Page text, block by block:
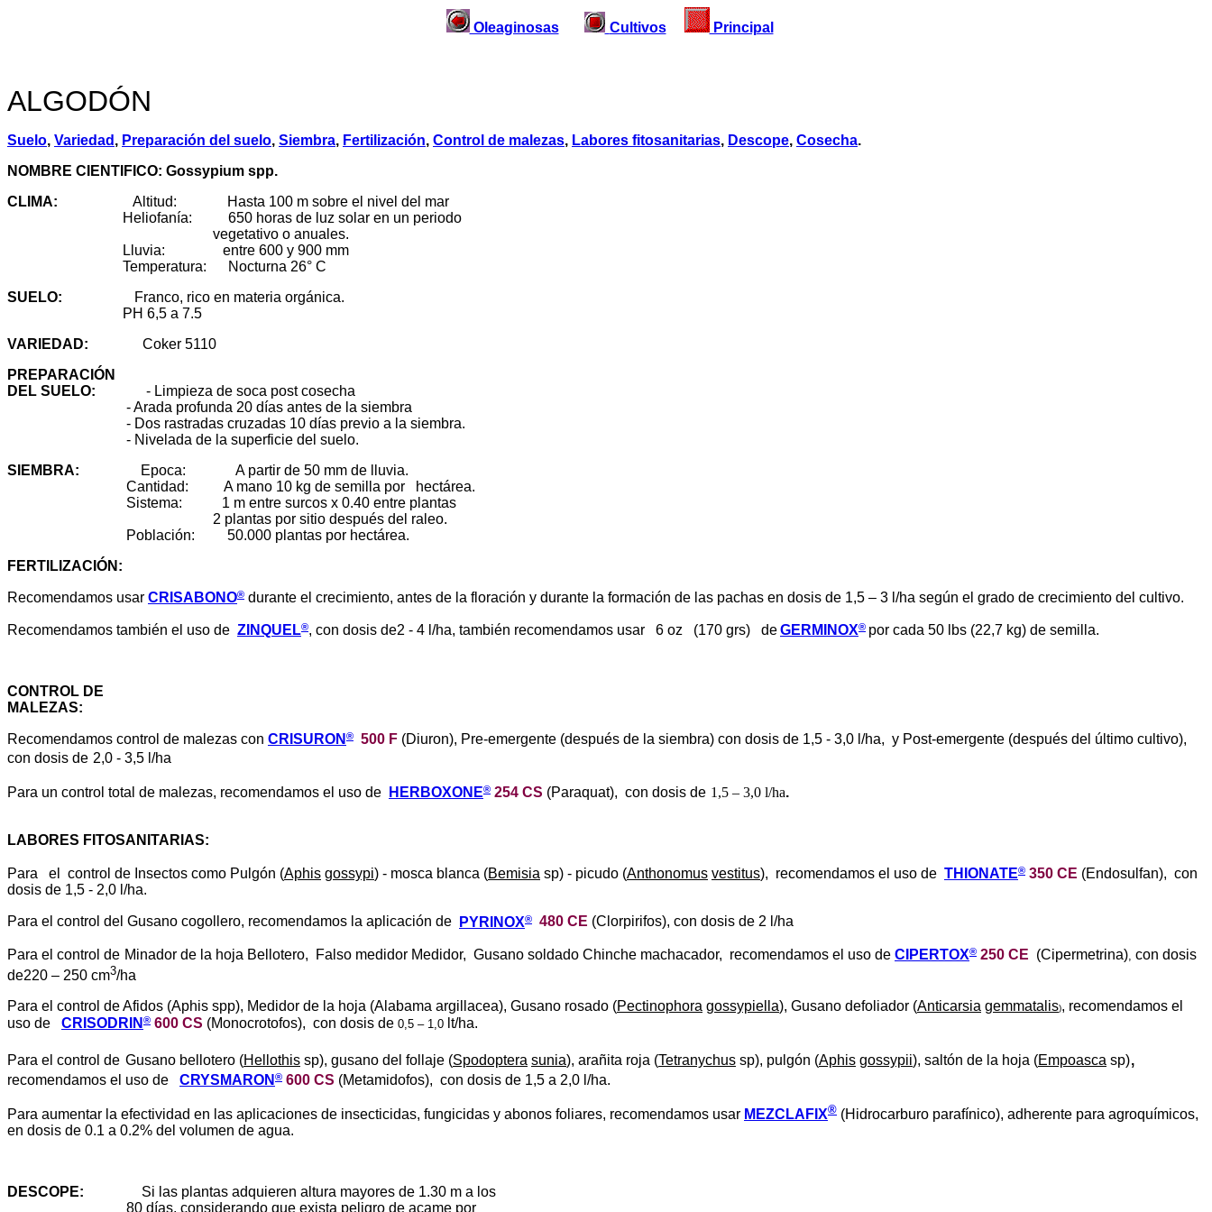
Oleaginosas Cultivos Principal
ALGODÓN
Suelo, Variedad , Preparación del suelo, Siembra, Fertilización, Control de malezas, Labores fitosanitarias, Descope, Cosecha.
NOMBRE CIENTIFICO: Gossypium spp.
CLIMA:
Altitud: Hasta 100 m sobre el nivel del mar
Heliofanía: 650 horas de luz solar en un periodo
vegetativo o anuales.
Lluvia: entre 600 y 900 mm
Temperatura: Nocturna 26° C
SUELO: Franco, rico en materia orgánica.
PH 6,5 a 7.5
VARIEDAD: Coker 5110
PREPARACIÓN
DEL SUELO: - Limpieza de soca post cosecha
- Arada profunda 20 días antes de la siembra
- Dos rastradas cruzadas 10 días previo a la siembra.
- Nivelada de la superficie del suelo.
SIEMBRA:
Epoca: A partir de 50 mm de lluvia.
Cantidad: A mano 10 kg de semilla por hectárea.
Sistema: 1 m entre surcos x 0.40 entre plantas
2 plantas por sitio después del raleo.
Población: 50.000 plantas por hectárea.
FERTILIZACIÓN :
Recomendamos usar CRISABONO® durante el crecimiento, antes de la floración y durante la formación de las pachas en dosis de 1,5 – 3 l/ha según el grado de crecimiento del cultivo.
Recomendamos también el uso de ZINQUEL®, con dosis de2 - 4 l/ha, también recomendamos usar 6 oz (170 grs) deGERMINOX® por cada 50 lbs (22,7 kg) de semilla.
CONTROL DE
MALEZAS:
Recomendamos control de malezas con CRISURON ® 500 F (Diuron), Pre-emergente (después de la siembra) con dosis de 1,5 - 3,0 l/ha, y Post-emergente (después del último cultivo),
con dosis de 2,0 - 3,5 l/ha
Para un control total de malezas, recomendamos el uso de HERBOXONE® 254 CS (Paraquat), con dosis de 1,5 – 3,0 l/ha.
LABORES FITOSANITARIAS:
Para el control de Insectos como Pulgón (Aphis gossypi) - mosca blanca (Bemisia sp) - picudo (Anthonomus vestitus), recomendamos el uso de THIONATE® 350 CE (Endosulfan), con
dosis de 1,5 - 2,0 l/ha.
Para el control del Gusano cogollero, recomendamos la aplicación de PYRINOX® 480 CE (Clorpirifos), con dosis de 2 l/ha
Para el control de Minador de la hoja Bellotero, Falso medidor Medidor, Gusano soldado Chinche machacador, recomendamos el uso de CIPERTOX® 250 CE (Cipermetrina) con dosis
de220 – 250 cm3/ha
Para el control deAfidos (Aphis spp), Medidor de la hoja (Alabama argillacea), Gusano rosado (Pectinophora gossypiella), Gusano defoliador (Anticarsia gemmatalis), recomendamos el
uso de CRISODRIN ® 600 CS (Monocrotofos), con dosis de 0,5 – 1,0 lt/ha.
Para el control de Gusano bellotero (Hellothis sp), gusano del follaje (Spodoptera sunia), arañita roja (Tetranychus sp), pulgón (Aphis gossypii), saltón de la hoja (Empoasca sp),
recomendamos el uso de CRYSMARON ® 600 CS (Metamidofos), con dosis de 1,5 a 2,0 l/ha.
Para aumentar la efectividad en las aplicaciones de insecticidas, fungicidas y abonos foliares, recomendamos usar MEZCLAFIX® (Hidrocarburo parafínico), adherente para agroquímicos,
en dosis de 0.1 a 0.2% del volumen de agua.
DESCOPE:
Si las plantas adquieren altura mayores de 1.30 m a los
80 días, considerando que exista peligro de acame por